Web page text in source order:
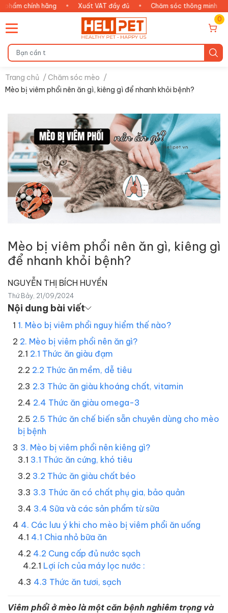
hãng • Xuất VAT đầy đủ • Chăm sóc thông minh •
An
0
Trang chủ /Chăm sóc mèo /
Mèo bị viêm phổi nên ăn gì, kiêng gì để nhanh khỏi bệnh?
Mèo bị viêm phổi nên ăn gì, kiêng gì
để nhanh khỏi bệnh?
NGUYỄN THỊ BÍCH HUYỀN
Thứ Bảy, 21/09/2024
Nội dung bài viết
1. Mèo bị viêm phổi nguy hiểm thế nào?
2. Mèo bị viêm phổi nên ăn gì?
2.1 Thức ăn giàu đạm
2.2 Thức ăn mềm, dễ tiêu
2.3 Thức ăn giàu khoáng chất, vitamin
2.4 Thức ăn giàu omega-3
2.5 Thức ăn chế biến sẵn chuyên dùng cho mèo
bị bệnh
3. Mèo bị viêm phổi nên kiêng gì?
3.1 Thức ăn cứng, khó tiêu
3.2 Thức ăn giàu chất béo
3.3 Thức ăn có chất phụ gia, bảo quản
3.4 Sữa và các sản phẩm từ sữa
4. Các lưu ý khi cho mèo bị viêm phổi ăn uống
4.1 Chia nhỏ bữa ăn
4.2 Cung cấp đủ nước sạch
Lợi ích của máy lọc nước :
4.3 Thức ăn tươi, sạch
Viêm phổi ở mèo là một căn bệnh nghiêm trọng và